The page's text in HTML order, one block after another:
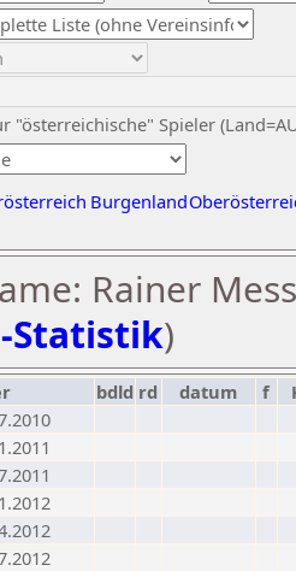
"österreichische" Spieler
Burgenland
Rainer
Statistik)
bdld rd datum f